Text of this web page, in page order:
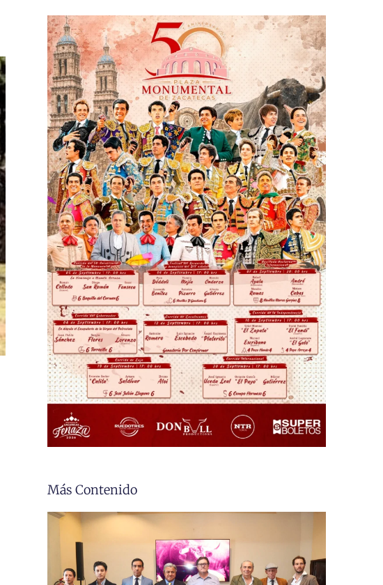
Más Contenido